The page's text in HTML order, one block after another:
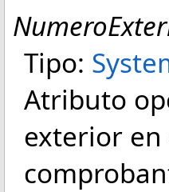
Tipo:
Atributo
exterior